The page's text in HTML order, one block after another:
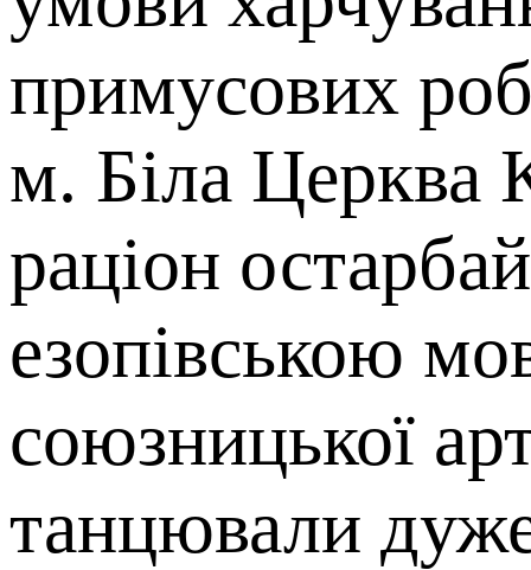
примусових
м. Біла Церква
раціон
езопівською
союзницької
танцювали